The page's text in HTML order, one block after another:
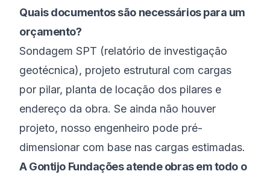
Quais documentos são necessários para um
orçamento?
Sondagem SPT (relatório de investigação
geotécnica), projeto estrutural com cargas
por pilar, planta de locação dos pilares e
endereço da obra. Se ainda não houver
projeto, nosso engenheiro pode pré-
dimensionar com base nas cargas estimadas.
A Gontijo Fundações atende obras em todo o